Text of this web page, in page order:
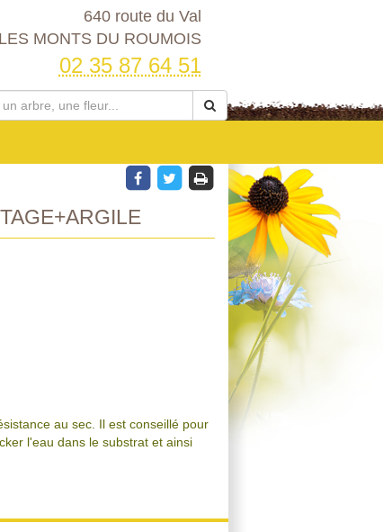
640 route du Val
MONTS DU ROUMOIS
02 35 87 64 51
au sec. Il est conseillé pour
l'eau dans le substrat et ainsi